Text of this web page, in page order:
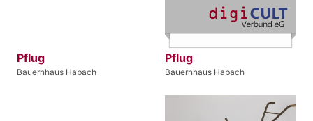
Pflug
Bauernhaus Habach
Pflug
Bauernhaus Habach